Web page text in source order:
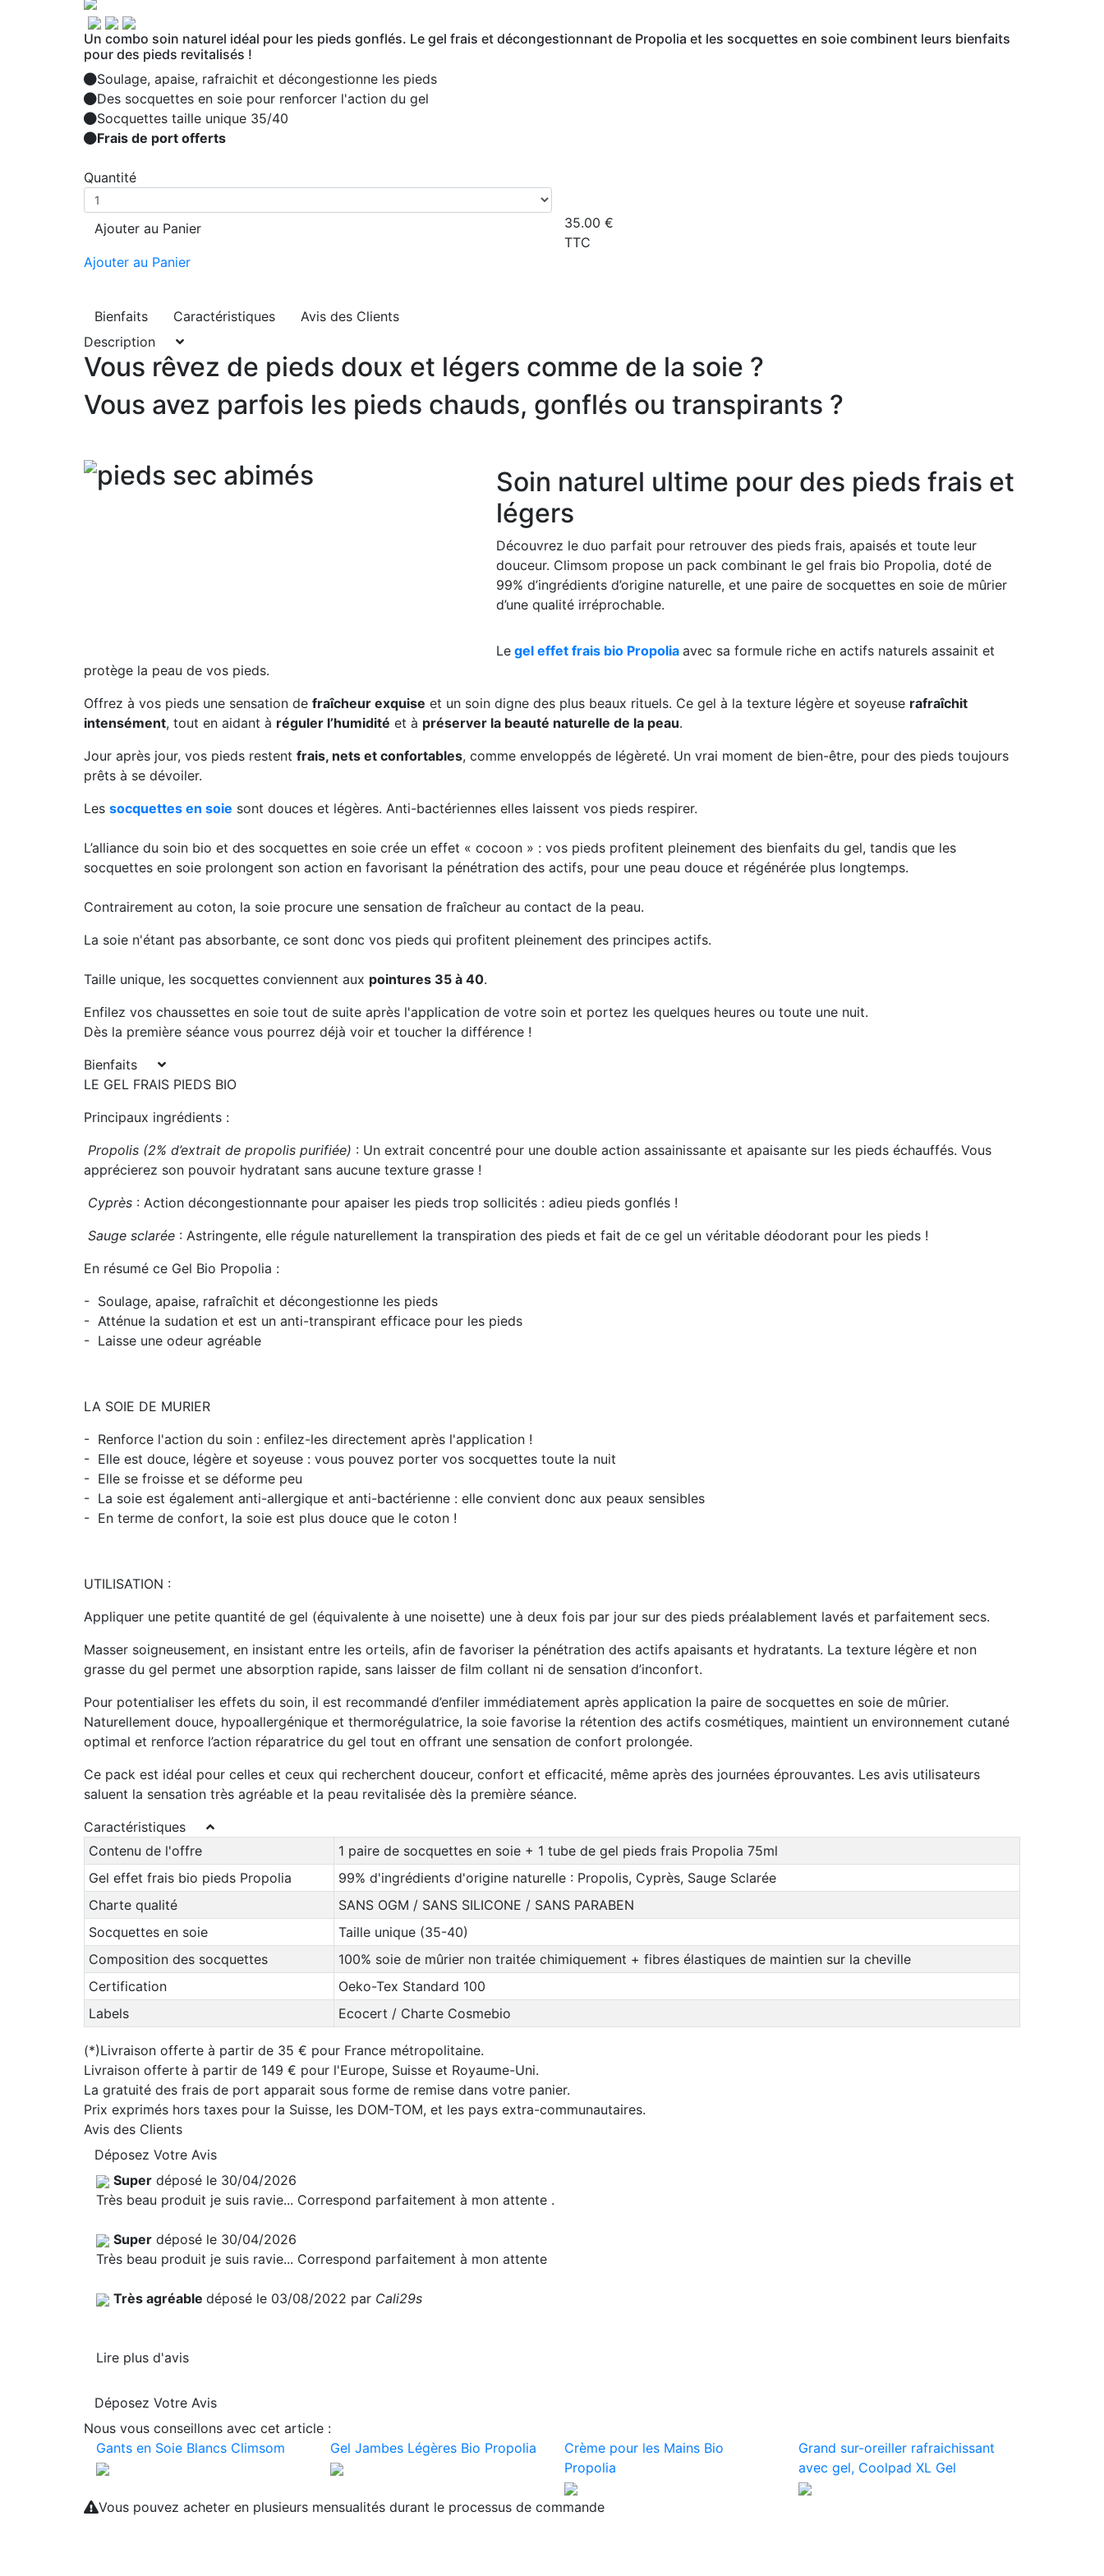
Un combo soin naturel idéal pour les pieds gonflés. Le gel frais et décongestionnant de Propolia et les socquettes en soie combinent leurs bienfaits
pour des pieds revitalisés !
Soulage, apaise, rafraichit et décongestionne les pieds
Des socquettes en soie pour renforcer l'action du gel
Socquettes taille unique 35/40
Frais de port offerts
Quantité
Ajouter au Panier
Ajouter au Panier
35.00 €
TTC
Bienfaits Caractéristiques
Avis des Clients
Description
Vous rêvez de pieds doux et légers comme de la soie ?
Vous avez parfois les pieds chauds, gonflés ou transpirants ?
Soin naturel ultime pour des pieds frais et
légers
Découvrez le duo parfait pour retrouver des pieds frais, apaisés et toute leur
douceur. Climsom propose un pack combinant le gel frais bio Propolia, doté de
99% d’ingrédients d’origine naturelle, et une paire de socquettes en soie de mûrier
d’une qualité irréprochable.
Le gel effet frais bio Propolia avec sa formule riche en actifs naturels assainit et
protège la peau de vos pieds.
Offrez à vos pieds une sensation de fraîcheur exquise et un soin digne des plus beaux rituels. Ce gel à la texture légère et soyeuse rafraîchit
intensément, tout en aidant à réguler l’humidité et à préserver la beauté naturelle de la peau.
Jour après jour, vos pieds restent frais, nets et confortables, comme enveloppés de légèreté. Un vrai moment de bien-être, pour des pieds toujours
prêts à se dévoiler.
Les socquettes en soie sont douces et légères. Anti-bactériennes elles laissent vos pieds respirer.
L’alliance du soin bio et des socquettes en soie crée un effet « cocoon » : vos pieds profitent pleinement des bienfaits du gel, tandis que les
socquettes en soie prolongent son action en favorisant la pénétration des actifs, pour une peau douce et régénérée plus longtemps.
Contrairement au coton, la soie procure une sensation de fraîcheur au contact de la peau.
La soie n'étant pas absorbante, ce sont donc vos pieds qui profitent pleinement des principes actifs.
Taille unique, les socquettes conviennent aux pointures 35 à 40.
Enfilez vos chaussettes en soie tout de suite après l'application de votre soin et portez les quelques heures ou toute une nuit.
Dès la première séance vous pourrez déjà voir et toucher la différence !
Bienfaits
LE GEL FRAIS PIEDS BIO
Principaux ingrédients :
Propolis (2% d’extrait de propolis purifiée) : Un extrait concentré pour une double action assainissante et apaisante sur les pieds échauffés. Vous
apprécierez son pouvoir hydratant sans aucune texture grasse !
Cyprès : Action décongestionnante pour apaiser les pieds trop sollicités : adieu pieds gonflés !
Sauge sclarée : Astringente, elle régule naturellement la transpiration des pieds et fait de ce gel un véritable déodorant pour les pieds !
En résumé ce Gel Bio Propolia :
- Soulage, apaise, rafraîchit et décongestionne les pieds
- Atténue la sudation et est un anti-transpirant efficace pour les pieds
- Laisse une odeur agréable
LA SOIE DE MURIER
- Renforce l'action du soin : enfilez-les directement après l'application !
- Elle est douce, légère et soyeuse : vous pouvez porter vos socquettes toute la nuit
- Elle se froisse et se déforme peu
- La soie est également anti-allergique et anti-bactérienne : elle convient donc aux peaux sensibles
- En terme de confort, la soie est plus douce que le coton !
UTILISATION :
Appliquer une petite quantité de gel (équivalente à une noisette) une à deux fois par jour sur des pieds préalablement lavés et parfaitement secs.
Masser soigneusement, en insistant entre les orteils, afin de favoriser la pénétration des actifs apaisants et hydratants. La texture légère et non
grasse du gel permet une absorption rapide, sans laisser de film collant ni de sensation d’inconfort.
Pour potentialiser les effets du soin, il est recommandé d’enfiler immédiatement après application la paire de socquettes en soie de mûrier.
Naturellement douce, hypoallergénique et thermorégulatrice, la soie favorise la rétention des actifs cosmétiques, maintient un environnement cutané
optimal et renforce l’action réparatrice du gel tout en offrant une sensation de confort prolongée.
Ce pack est idéal pour celles et ceux qui recherchent douceur, confort et efficacité, même après des journées éprouvantes. Les avis utilisateurs
saluent la sensation très agréable et la peau revitalisée dès la première séance.
Caractéristiques
Contenu de l'offre
1 paire de socquettes en soie + 1 tube de gel pieds frais Propolia 75ml
Gel effet frais bio pieds Propolia
99% d'ingrédients d'origine naturelle : Propolis, Cyprès, Sauge Sclarée
Charte qualité
SANS OGM / SANS SILICONE / SANS PARABEN
Socquettes en soie
Taille unique (35-40)
Composition des socquettes
100% soie de mûrier non traitée chimiquement + fibres élastiques de maintien sur la cheville
Certification
Oeko-Tex Standard 100
Labels
Ecocert / Charte Cosmebio
(*)Livraison offerte à partir de 35 € pour France métropolitaine.
Livraison offerte à partir de 149 € pour l'Europe, Suisse et Royaume-Uni.
La gratuité des frais de port apparait sous forme de remise dans votre panier.
Prix exprimés hors taxes pour la Suisse, les DOM-TOM, et les pays extra-communautaires.
Avis des Clients
Déposez Votre Avis
Super déposé le 30/04/2026
Très beau produit je suis ravie... Correspond parfaitement à mon attente .
Super déposé le 30/04/2026
Très beau produit je suis ravie... Correspond parfaitement à mon attente
Très agréable déposé le 03/08/2022 par Cali29s
Lire plus d'avis
Déposez Votre Avis
Nous vous conseillons avec cet article :
Gants en Soie Blancs Climsom
Gel Jambes Légères Bio Propolia
Crème pour les Mains Bio
Propolia
Grand sur-oreiller rafraichissant
avec gel, Coolpad XL Gel
Vous pouvez acheter en plusieurs mensualités durant le processus de commande